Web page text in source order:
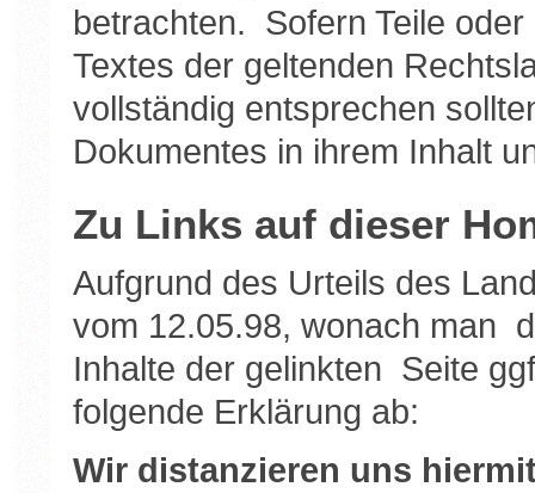
betrachten. Sofern Teile
Textes der geltenden
vollständig entsprechen
Dokumentes in ihrem Inhalt
Zu Links auf dieser
Aufgrund des Urteils des
vom 12.05.98, wonach man
Inhalte der gelinkten Seite
folgende Erklärung ab:
Wir distanzieren uns